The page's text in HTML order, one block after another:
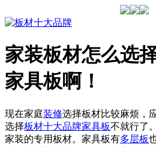
家装板材怎么选
家具板啊！
现在家庭装修选择板材比较麻烦，
选择板材十大品牌家具板不就行了
家装的专用板材。家具板有多层板